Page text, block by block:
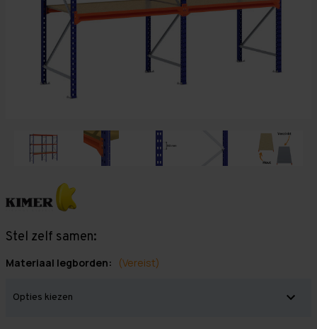
Stel zelf samen:
Materiaal legborden: (Vereist)